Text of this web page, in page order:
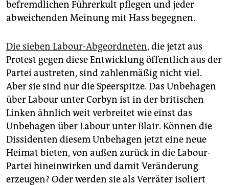
befremdlichen Führerkult pflegen und jeder
abweichenden Meinung mit Hass begegnen.
Die sieben Labour-Abgeordneten, die jetzt aus
Protest gegen diese Entwicklung öffentlich aus der
Partei austreten, sind zahlenmäßig nicht viel.
Aber sie sind nur die Speerspitze. Das Unbehagen
über Labour unter Corbyn ist in der britischen
Linken ähnlich weit verbreitet wie einst das
Unbehagen über Labour unter Blair. Können die
Dissidenten diesem Unbehagen jetzt eine neue
Heimat bieten, von außen zurück in die Labour-
Partei hineinwirken und damit Veränderung
erzeugen? Oder werden sie als Verräter isoliert